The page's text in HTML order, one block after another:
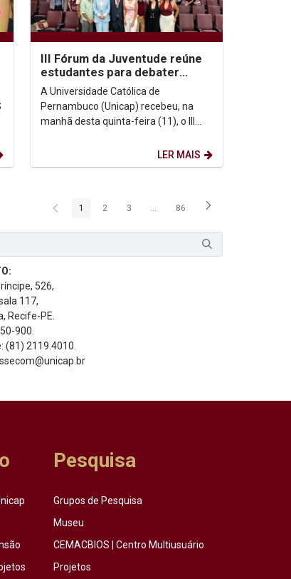
III Fórum da Juventude reúne
estudantes para debater
memória, democracia e
direitos humanos na...
A Universidade Católica de
Pernambuco (Unicap) recebeu, na
manhã desta quinta-feira (11), o III
LER MAIS
Página
1 Página
2 Página
3 ...Páginas intermediárias Usar ABA
Página
86
526,
117,
Recife-PE.
900.
(81) 2119.4010.
Pesquisa
Grupos de Pesquisa
Museu
CEMACBIOS | Centro Multiusuário
Projetos